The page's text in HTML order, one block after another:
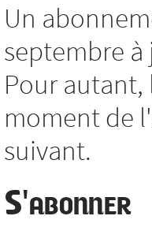
Un
septembre à
Pour
moment de
suivant.
S'abonner